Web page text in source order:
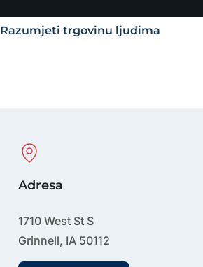
Razumjeti trgovinu ljudima
Physical Location
Adresa
1710 West St S
Grinnell, IA 50112